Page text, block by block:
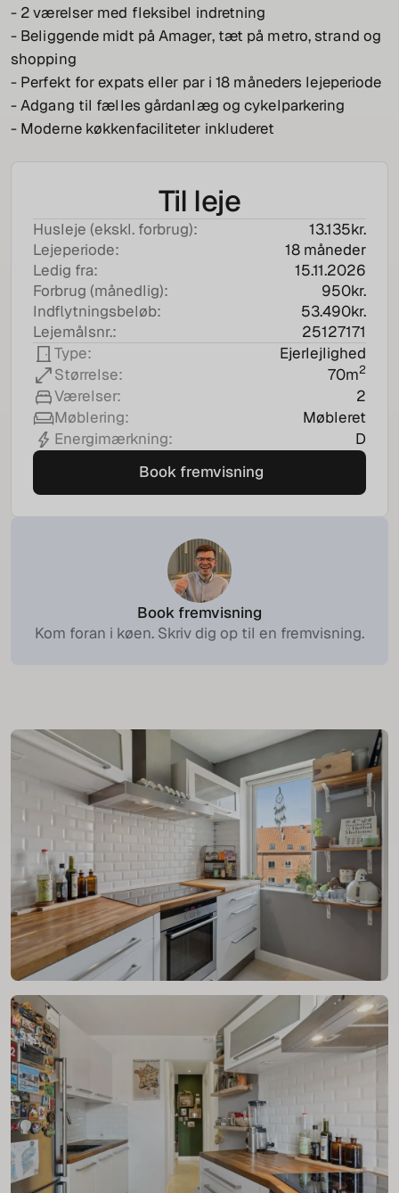
- 2 værelser med fleksibel indretning
- Beliggende midt på Amager, tæt på metro, strand og
shopping
- Perfekt for expats eller par i 18 måneders lejeperiode
- Adgang til fælles gårdanlæg og cykelparkering
- Moderne køkkenfaciliteter inkluderet
Til leje
Husleje (ekskl. forbrug): 13.135kr.
Lejeperiode:
18 måneder
Ledig fra:
15.11.2026
Forbrug (månedlig):
950kr.
Indflytningsbeløb:
53.490kr.
Lejemålsnr.:
25127171
Type:
Ejerlejlighed
Størrelse:
70m2
Værelser:
2
Møblering:
Møbleret
Energimærkning:
D
Book fremvisning
Book fremvisning
Book fremvisning
Kom foran i køen. Skriv dig op til en fremvisning.